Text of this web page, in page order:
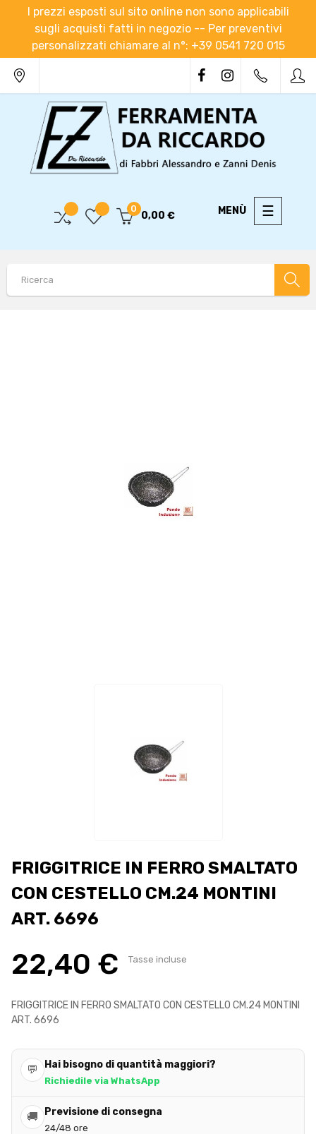
I prezzi esposti sul sito online non sono applicabili
sugli acquisti fatti in negozio -- Per preventivi
personalizzati chiamare al n°: +39 0541 720 015
Toggle
☰
0
0,00 €
FRIGGITRICE IN FERRO SMALTATO
CON CESTELLO CM.24 MONTINI
ART. 6696
22,40 € Tasse incluse
FRIGGITRICE IN FERRO SMALTATO CON CESTELLO CM.24 MONTINI
ART. 6696
💬 Hai bisogno di quantità maggiori?
Richiedile via WhatsApp
🚚 Previsione di consegna
24/48 ore